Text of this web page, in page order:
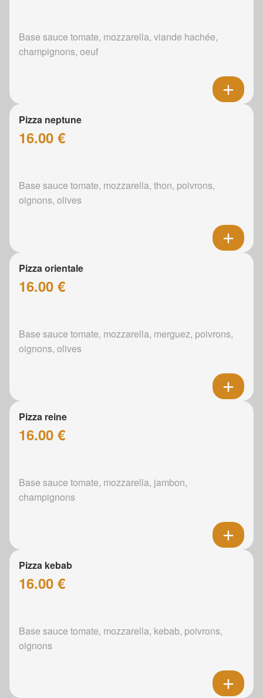
Base sauce tomate, mozzarella, viande hachée,
champignons, oeuf
Pizza neptune
16.00 €
Base sauce tomate, mozzarella, thon, poivrons,
oignons, olives
Pizza orientale
16.00 €
Base sauce tomate, mozzarella, merguez, poivrons,
oignons, olives
Pizza reine
16.00 €
Base sauce tomate, mozzarella, jambon,
champignons
Pizza kebab
16.00 €
Base sauce tomate, mozzarella, kebab, poivrons,
oignons